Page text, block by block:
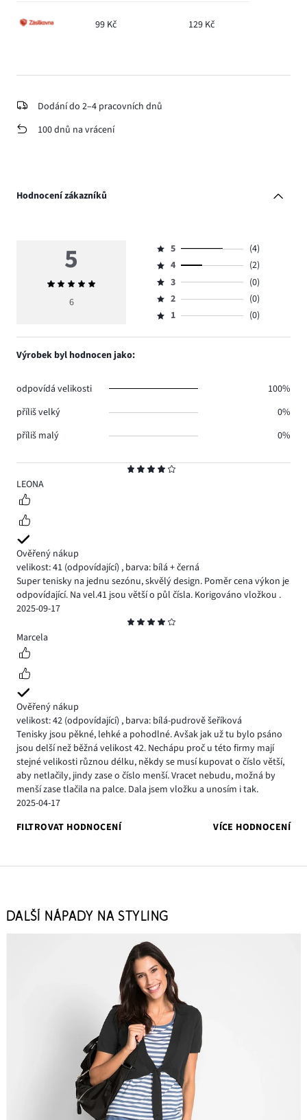
99 Kč 129 Kč
Dodání do 2–4 pracovních dnů
100 dnů na vrácení
Hodnocení zákazníků
4LEONA
Ověřený nákup
velikost: 41 (odpovídající) , barva: bílá + černá
Super tenisky na jednu sezónu, skvělý design. Poměr cena výkon je
odpovídající. Na vel.41 jsou větší o půl čísla. Korigováno vložkou .
2025-09-17
4
Marcela
Ověřený nákup
velikost: 42 (odpovídající) , barva: bílá-pudrově šeříková
Tenisky jsou pěkné, lehké a pohodlné. Avšak jak už tu bylo psáno
jsou delší než běžná velikost 42. Nechápu proč u této firmy mají
stejné velikosti různou délku, někdy se musí kupovat o číslo větší,
aby netlačily, jindy zase o číslo menší. Vracet nebudu, možná by
menší zase tlačila na palce. Dala jsem vložku a unosím i tak.
2025-04-17
FILTROVAT HODNOCENÍ
VÍCE HODNOCENÍ
5
Průměrné
hodnocení
6
Hodnocení
5,
počet
hlasů
4.
5
(4)
Hodnocení
4,
počet
hlasů
4
(2)
Hodnocení
3,
počet
3
(0)
Hodnocení
2,
2
(0)
Hodnocení
1,
1 (0)
Výrobek byl hodnocen jako:
odpovídá velikosti
100%
příliš velký
0%
příliš malý
0%
DALŠÍ NÁPADY NA STYLING